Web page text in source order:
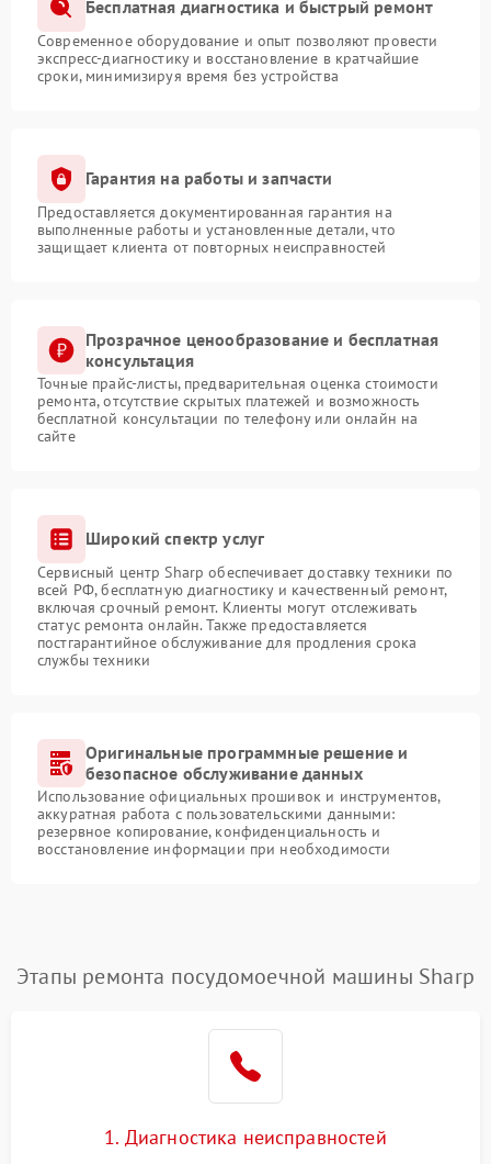
Бесплатная диагностика и быстрый ремонт
Современное оборудование и опыт позволяют провести
экспресс-диагностику и восстановление в кратчайшие
сроки, минимизируя время без устройства
Гарантия на работы и запчасти
Предоставляется документированная гарантия на
выполненные работы и установленные детали, что
защищает клиента от повторных неисправностей
Прозрачное ценообразование и бесплатная
консультация
Точные прайс-листы, предварительная оценка стоимости
ремонта, отсутствие скрытых платежей и возможность
бесплатной консультации по телефону или онлайн на
сайте
Широкий спектр услуг
Сервисный центр Sharp обеспечивает доставку техники по
всей РФ, бесплатную диагностику и качественный ремонт,
включая срочный ремонт. Клиенты могут отслеживать
статус ремонта онлайн. Также предоставляется
постгарантийное обслуживание для продления срока
службы техники
Оригинальные программные решение и
безопасное обслуживание данных
Использование официальных прошивок и инструментов,
аккуратная работа с пользовательскими данными:
резервное копирование, конфиденциальность и
восстановление информации при необходимости
Этапы ремонта посудомоечной машины Sharp
1. Диагностика неисправностей